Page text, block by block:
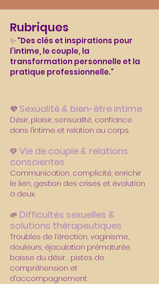
Rubriques
✨ "Des clés et inspirations pour
l’intime, le couple, la
transformation personnelle et la
pratique professionnelle."
💜 Sexualité & bien-être intime
Désir, plaisir, sensualité, confiance
dans l’intime et relation au corps.
💛 Vie de couple & relations
conscientes
Communication, complicité, enrichir
le lien, gestion des crises et évolution
à deux.
🌱 Difficultés sexuelles &
solutions thérapeutiques
Troubles de l’érection, vaginisme,
douleurs, éjaculation prématurée,
baisse du désir… pistes de
compréhension et
d’accompagnement.